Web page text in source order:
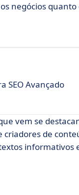
negócios
SEO Avançado
vem se
de